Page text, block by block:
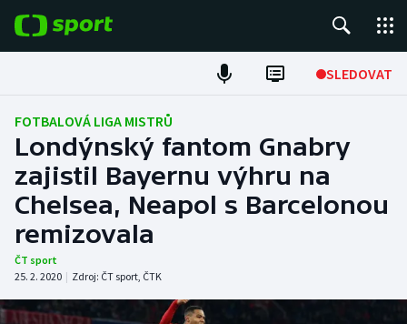
SLEDOVAT
ME v atletice
ME v plavání
Fotbal
Hokej
FOTBALOVÁ LIGA MISTRŮ
Londýnský fantom Gnabry
zajistil Bayernu výhru na
Chelsea, Neapol s Barcelonou
remizovala
ČT sport
25. 2. 2020 | Zdroj: ČT sport, ČTK